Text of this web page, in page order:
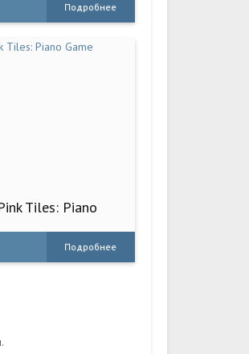
Подробнее
Tiles: Piano
Подробнее